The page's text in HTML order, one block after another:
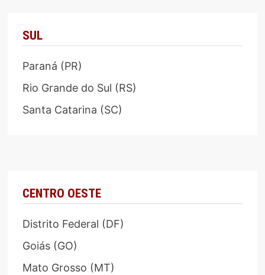
SUL
Paraná (PR)
Rio Grande do Sul (RS)
Santa Catarina (SC)
CENTRO OESTE
Distrito Federal (DF)
Goiás (GO)
Mato Grosso (MT)